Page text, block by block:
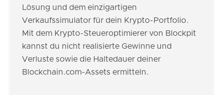
Lösung und dem einzigartigen
Verkaufssimulator für dein Krypto-Portfolio.
Mit dem Krypto-Steueroptimierer von Blockpit
kannst du nicht realisierte Gewinne und
Verluste sowie die Haltedauer deiner
Blockchain.com-Assets ermitteln.